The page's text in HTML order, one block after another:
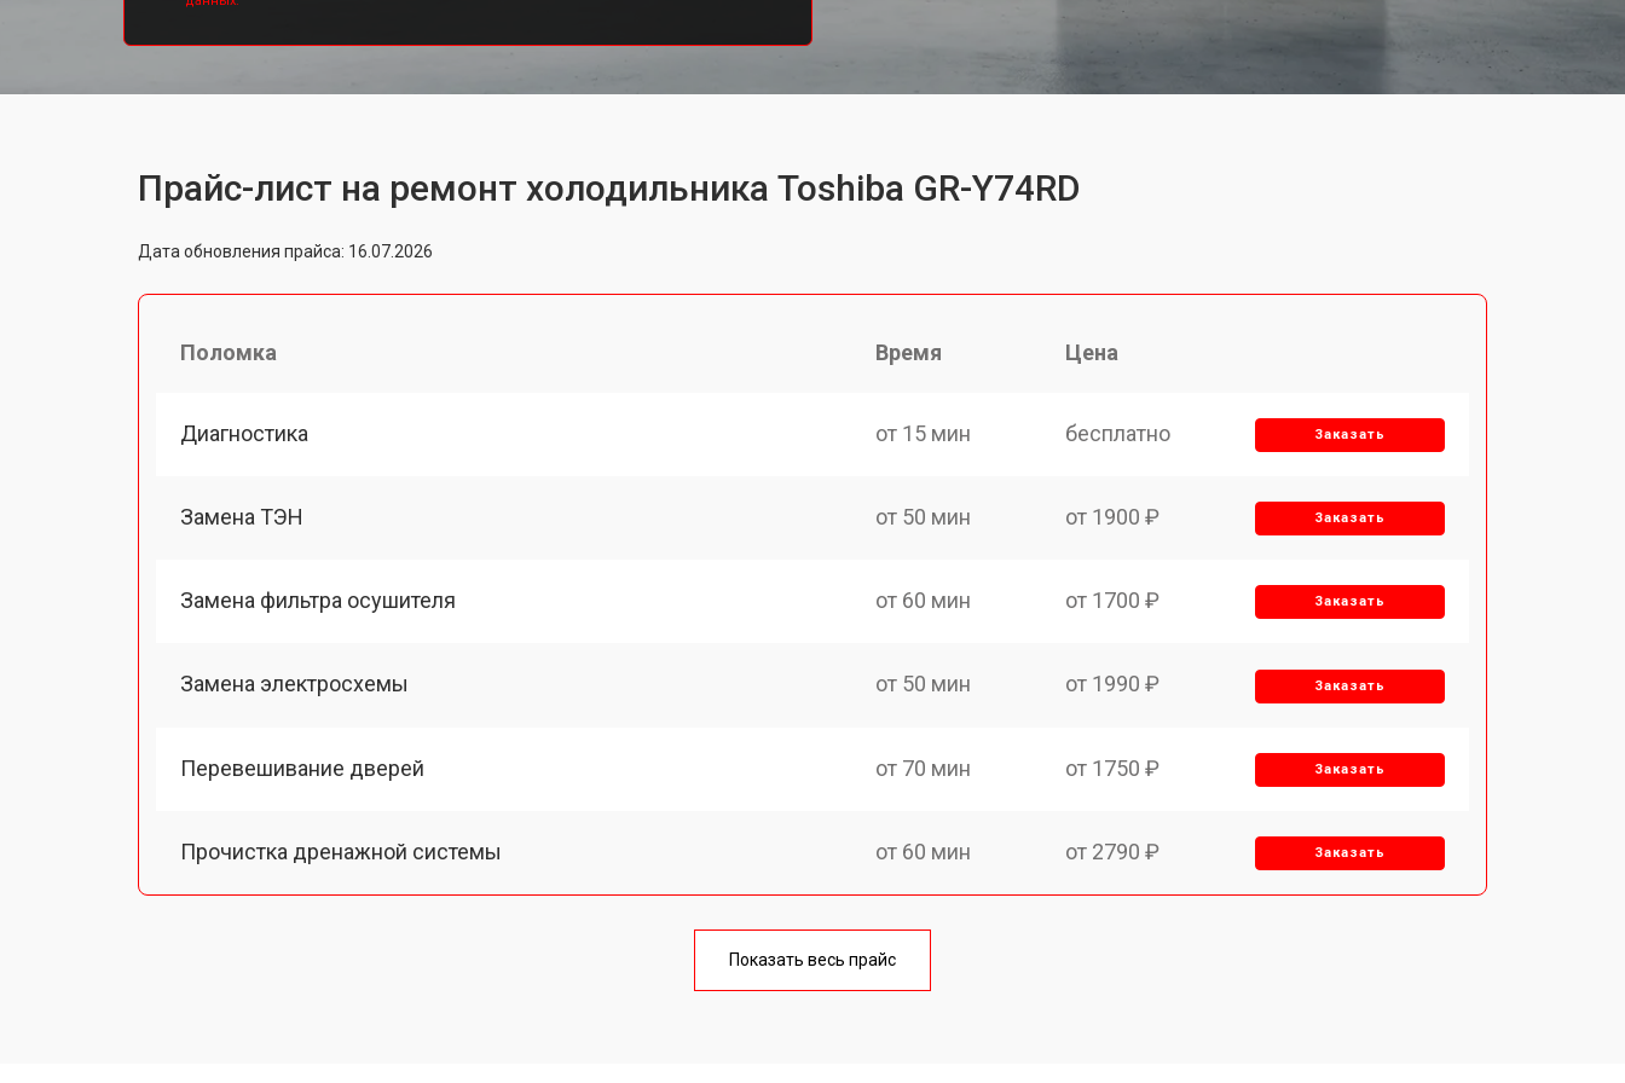
Прайс-лист на ремонт холодильника Toshiba GR-Y74RD
Дата обновления прайса: 16.07.2026
Поломка Время Цена
Диагностика от 15 мин бесплатно Заказать
Замена ТЭН от 50 мин от 1900 ₽ Заказать
Замена фильтра осушителя от 60 мин от 1700 ₽ Заказать
Замена электросхемы от 50 мин от 1990 ₽ Заказать
Перевешивание дверей от 70 мин от 1750 ₽ Заказать
Прочистка дренажной системы от 60 мин от 2790 ₽ Заказать
от 60 мин
Показать весь прайс